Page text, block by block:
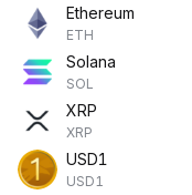
Ethereum
ETH
Solana
SOL
XRP
XRP
USD1
USD1